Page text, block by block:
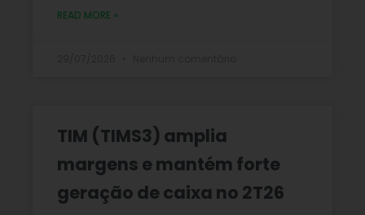
READ MORE »
TIM (TIMS3) amplia
margens e mantém forte
geração de caixa no 2T26